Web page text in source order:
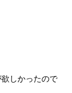
しかったので